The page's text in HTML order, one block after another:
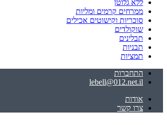
ללא גלוטן
ממרחים קרמים ומליות
סוכריות וקישוטים אכילים
שוקולדים
תבלינים
תבניות
תמציות
התחברות
lebell@012.net.il
אודות
צרו קשר